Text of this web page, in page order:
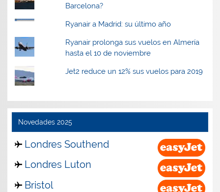
Barcelona?
Ryanair a Madrid: su último año
Ryanair prolonga sus vuelos en Almería
hasta el 10 de noviembre
Jet2 reduce un 12% sus vuelos para 2019
Novedades 2025
Londres Southend
Londres Luton
Bristol